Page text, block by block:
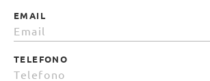
EMAIL
TELEFONO